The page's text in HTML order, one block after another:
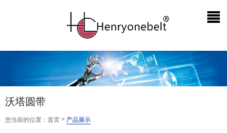
沃塔圆带
您当前的位置： 首页 > 产品展示